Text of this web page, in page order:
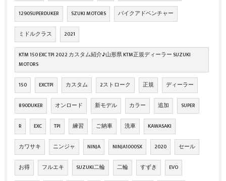
1290SUPERDUKER SZUKI MOTORS バイクアドベンチャー
ミドルクラス 2021
KTM 150 EXC TPI 2022 カスタム紹介♪山形県 KTM正規ディーラー SUZUKI
MOTORS
150 EXCTPI カスタム 2ストローク 正規 ディーラー
890DUKER オンロード 新モデル カラー 追加 SUPER
R EXC TPI 練習 ご納車 洗車 KAWASAKI
カワサキ ニンジャ NINJA NINJA1000SX 2020 セール
お得 フルエキ SUZUKI二輪 二輪 すずき EVO